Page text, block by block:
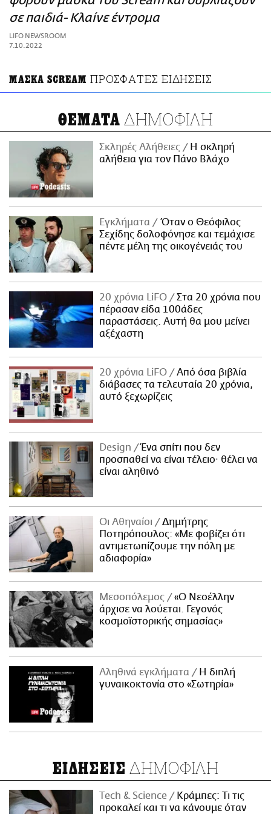
ΑΜΠΑ
PRINT
σε παιδιά- Κλαίνε έντρομα
LIFO NEWSROOM
7.10.2022
ΜΑΣΚΑ SCREAM ΠΡΟΣΦΑΤΕΣ ΕΙΔΗΣΕΙΣ
ΘΕΜΑΤΑ ΔΗΜΟΦΙΛΗ
Σκληρές Αλήθειες
H σκληρή
αλήθεια για τον Πάνο Βλάχο
Εγκλήματα
Όταν ο Θεόφιλος
Σεχίδης δολοφόνησε και τεμάχισε
πέντε μέλη της οικογένειάς του
20 χρόνια LiFO
Στα 20 χρόνια που
πέρασαν είδα 100άδες
παραστάσεις. Αυτή θα μου μείνει
αξέχαστη
20 χρόνια LiFO
Από όσα βιβλία
διάβασες τα τελευταία 20 χρόνια,
αυτό ξεχωρίζεις
Design
Ένα σπίτι που δεν
προσπαθεί να είναι τέλειο· θέλει να
είναι αληθινό
Οι Αθηναίοι
Δημήτρης
Ποτηρόπουλος: «Με φοβίζει ότι
αντιμετωπίζουμε την πόλη με
αδιαφορία»
Μεσοπόλεμος
«Ο Νεοέλλην
άρχισε να λούεται. Γεγονός
κοσμοϊστορικής σημασίας»
Αληθινά εγκλήματα
Η διπλή
γυναικοκτονία στο «Σωτηρία»
ΕΙΔΗΣΕΙΣ ΔΗΜΟΦΙΛΗ
Τech & Science
Κράμπες: Τι τις
προκαλεί και τι να κάνουμε όταν